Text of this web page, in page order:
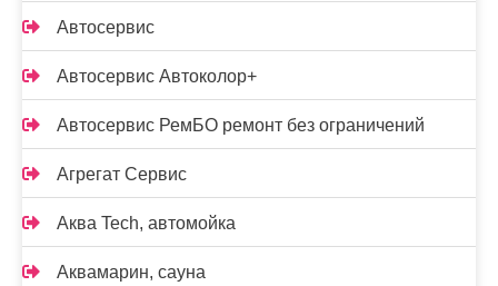
Автосервис
Автосервис Автоколор+
Автосервис РемБО ремонт без ограничений
Агрегат Сервис
Аква Tech, автомойка
Аквамарин, сауна